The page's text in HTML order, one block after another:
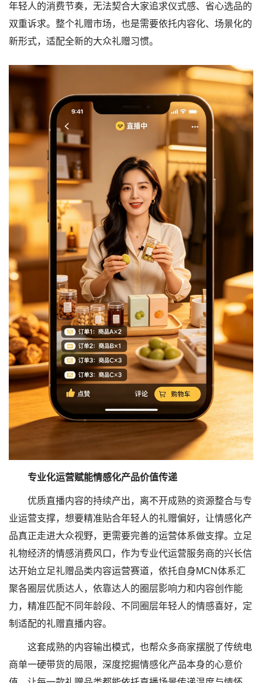
年轻人的消费节奏，无法契合大家追求仪式感、省心选品的
双重诉求。整个礼赠市场，也是需要依托内容化、场景化的
新形式，适配全新的大众礼赠习惯。
专业化运营赋能情感化产品价值传递
优质直播内容的持续产出，离不开成熟的资源整合与专
业运营支撑，想要精准贴合年轻人的礼赠偏好，让情感化产
品真正走进大众视野，更需要完善的运营体系做支撑。立足
礼物经济的情感消费风口，作为专业代运营服务商的兴长信
达开始立足礼赠品类内容运营赛道，依托自身MCN体系汇
聚各圈层优质达人，依靠达人的圈层影响力和内容创作能
力，精准匹配不同年龄段、不同圈层年轻人的情感喜好，定
制适配的礼赠直播内容。
这套成熟的内容输出模式，也帮众多商家摆脱了传统电
商单一硬带货的局限，深度挖掘情感化产品本身的心意价